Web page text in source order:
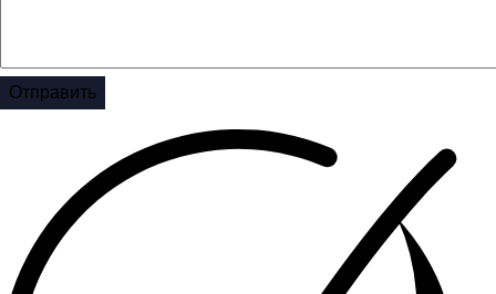
Отправить